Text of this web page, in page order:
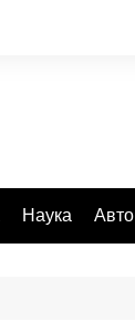
Наука Авто